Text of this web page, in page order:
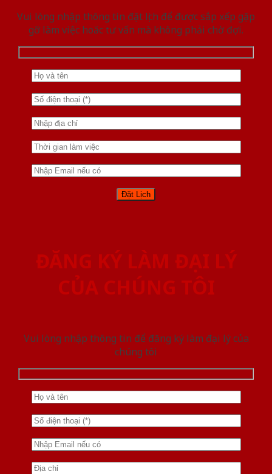
Vui lòng nhập thông tin đặt lịch để được sắp xếp gặp
gỡ làm việc hoăc tư vấn mà không phải chờ đợi.
ĐĂNG KÝ LÀM ĐẠI LÝ
CỦA CHÚNG TÔI
Vui lòng nhập thông tin để đăng ký làm đại lý của
chúng tôi